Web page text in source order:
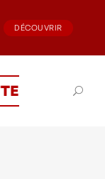
DÉCOUVRIR